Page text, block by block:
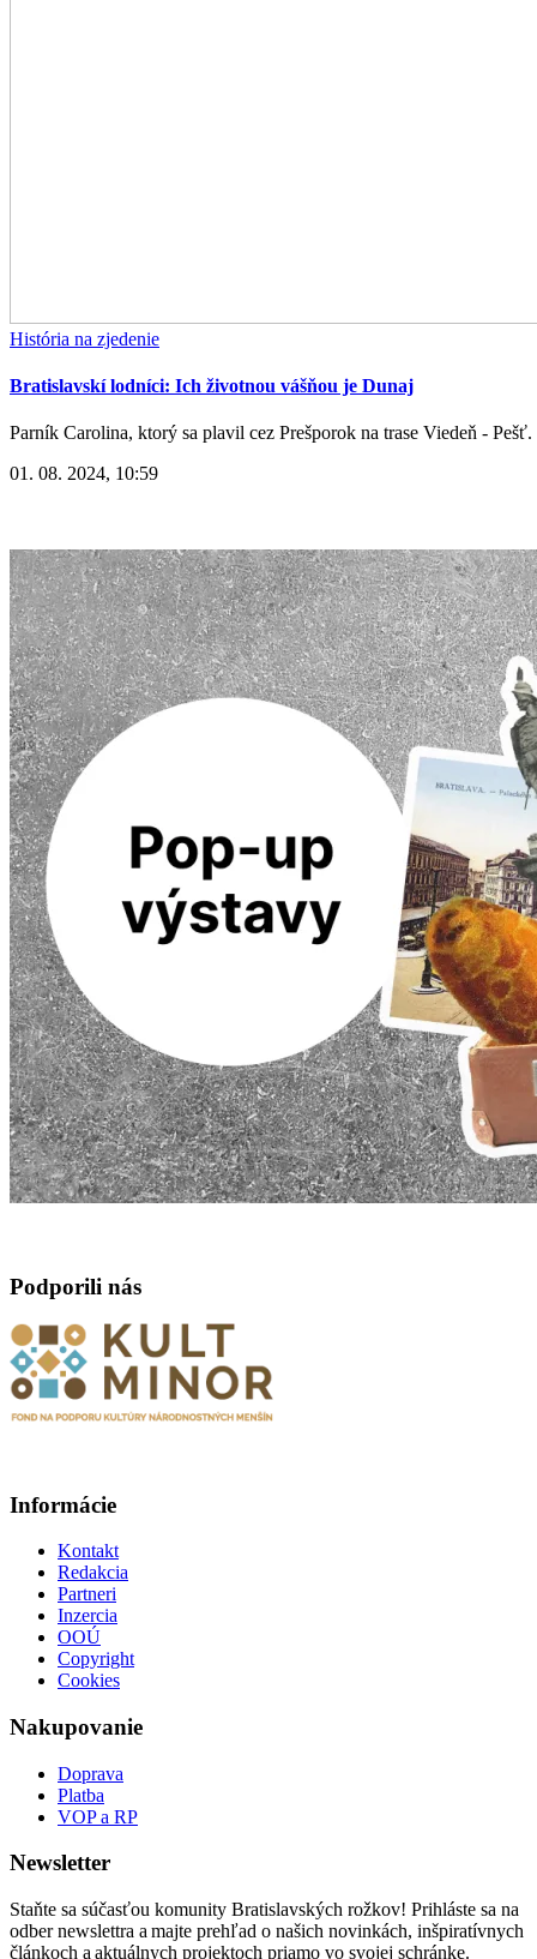
História na zjedenie
Bratislavskí lodníci: Ich životnou vášňou je Dunaj
Parník Carolina, ktorý sa plavil cez Prešporok na trase Viedeň -
01. 08. 2024, 10:59
Podporili nás
Informácie
Kontakt
Redakcia
Partneri
Inzercia
OOÚ
Copyright
Cookies
Nakupovanie
Doprava
Platba
VOP a RP
Newsletter
Staňte sa súčasťou komunity Bratislavských rožkov! Prihláste sa na
odber newslettra a majte prehľad o našich novinkách, inšpiratívnych
článkoch a aktuálnych projektoch priamo vo svojej schránke.